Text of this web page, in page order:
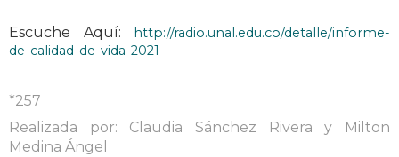
Escuche Aquí: http://radio.unal.edu.co/detalle/informe-
de-calidad-de-vida-2021
*257
Realizada por: Claudia Sánchez Rivera y Milton
Medina Ángel